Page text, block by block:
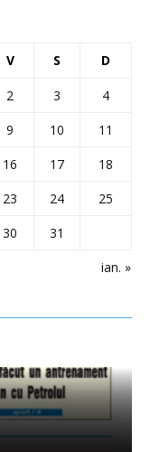
V S D
ian. »
2 3
4
9 10
11
16 17
18
23 24
25
30 31